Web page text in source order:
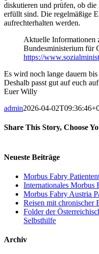
diskutieren und prüfen, ob
erfüllt sind. Die regelmäßige
aufrechterhalten werden.
Aktuelle
Bundesministerium für
https://
Es wird noch lange dauern
Deshalb passt gut auf euch
Euer Willy
admin2026-04-
Share This Story, Choose
Neueste Beiträge
Morbus Fabry
Internationales Morbus
Morbus Fabry Austria
Reisen mit chronischer
Folder der
Selbsthilfe
Archiv